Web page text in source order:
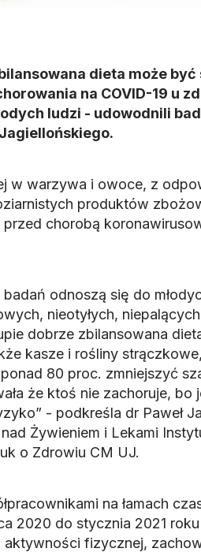
dieta może
na COVID-19 u
ludzi - udowodnili
w warzywa i owoce, z
produktów
chorobą
odnoszą się do
nieotyłych,
dobrze zbilansowana
kasze i rośliny
80 proc. zmniejszyć
że ktoś nie zachoruje, bo
- podkreśla dr Paweł
Żywieniem i Lekami
o Zdrowiu CM UJ.
na łamach
2020 do stycznia 2021
aktywności fizycznej,